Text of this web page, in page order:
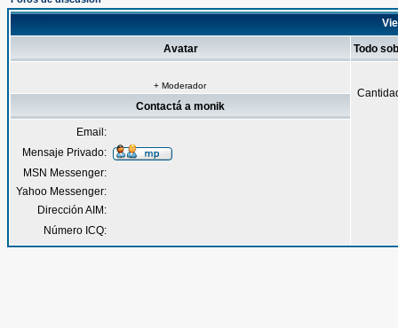
Avatar Todo
+ Moderador
Contactá a monik
Email:
Mensaje Privado:
MSN Messenger:
Yahoo Messenger:
Dirección AIM:
Número ICQ: